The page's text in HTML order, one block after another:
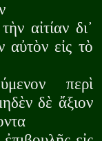
αἰτίαν δι᾽
αὐτὸν εἰς τὸ
περὶ
δὲ ἄξιον